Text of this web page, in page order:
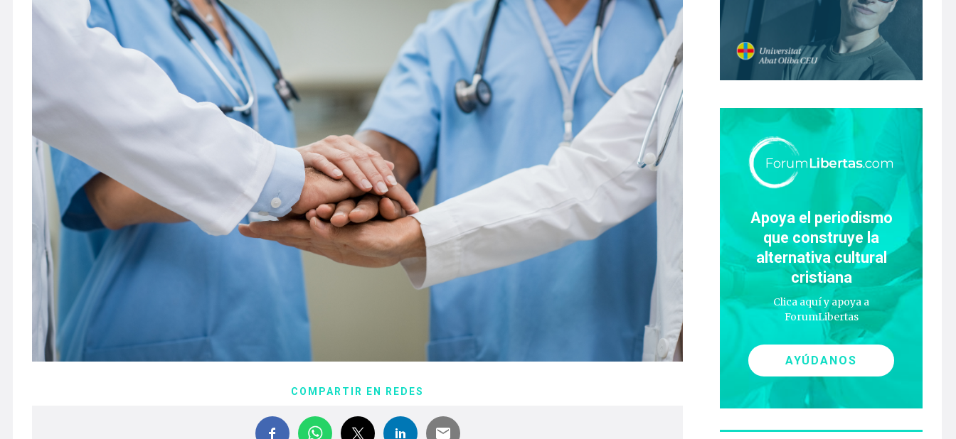
COMPARTIR EN REDES
Apoya el periodismo
que construye la
alternativa cultural
cristiana
Clica aquí y apoya a
ForumLibertas
AYÚDANOS